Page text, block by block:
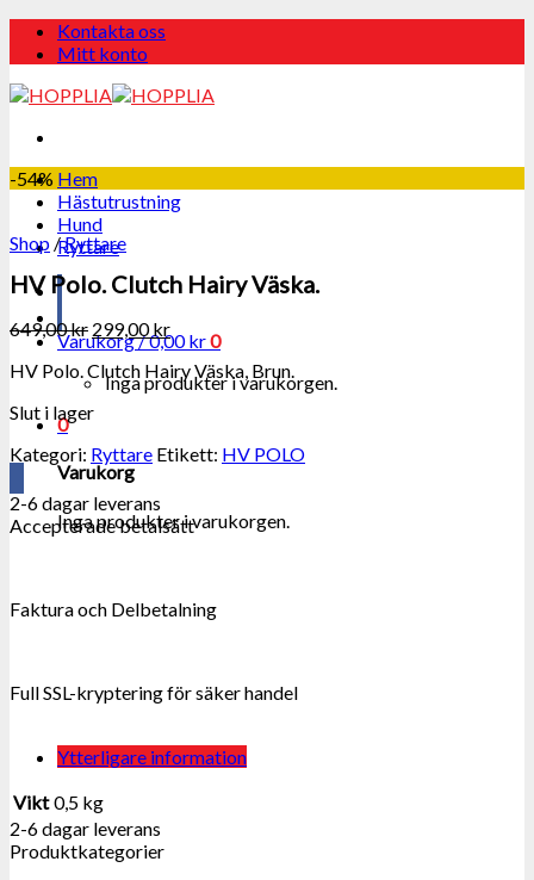
Skip
Kontakta oss
Mitt konto
Hem
Hästutrustning
Hund
Ryttare
Varukorg /0,00kr0
Inga produkter i varukorgen.
0
Varukorg
Inga produkter i varukorgen.
-54%
Shop /Ryttare
HV Polo. Clutch Hairy Väska.
649,00kr 299,00kr
HV Polo. Clutch Hairy Väska, Brun.
Slut i lager
Kategori: Ryttare Etikett: HV POLO
2-6 dagar leverans
Accepterade betalsätt
Faktura och Delbetalning
Full SSL-kryptering för säker handel
Ytterligare information
Vikt 0,5 kg
2-6 dagar leverans
Produktkategorier